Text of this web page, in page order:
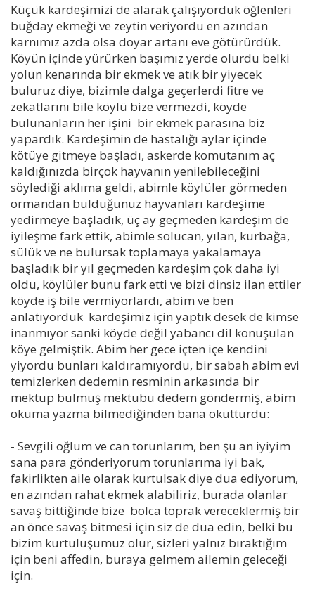
Küçük kardeşimizi de alarak çalışıyorduk öğlenleri
buğday ekmeği ve zeytin veriyordu en azından
karnımız azda olsa doyar artanı eve götürürdük.
Köyün içinde yürürken başımız yerde olurdu belki
yolun kenarında bir ekmek ve atık bir yiyecek
buluruz diye, bizimle dalga geçerlerdi fitre ve
zekatlarını bile köylü bize vermezdi, köyde
bulunanların her işini bir ekmek parasına biz
yapardık. Kardeşimin de hastalığı aylar içinde
kötüye gitmeye başladı, askerde komutanım aç
kaldığınızda birçok hayvanın yenilebileceğini
söylediği aklıma geldi, abimle köylüler görmeden
ormandan bulduğunuz hayvanları kardeşime
yedirmeye başladık, üç ay geçmeden kardeşim de
iyileşme fark ettik, abimle solucan, yılan, kurbağa,
sülük ve ne bulursak toplamaya yakalamaya
başladık bir yıl geçmeden kardeşim çok daha iyi
oldu, köylüler bunu fark etti ve bizi dinsiz ilan ettiler
köyde iş bile vermiyorlardı, abim ve ben
anlatıyorduk kardeşimiz için yaptık desek de kimse
inanmıyor sanki köyde değil yabancı dil konuşulan
köye gelmiştik. Abim her gece içten içe kendini
yiyordu bunları kaldıramıyordu, bir sabah abim evi
temizlerken dedemin resminin arkasında bir
mektup bulmuş mektubu dedem göndermiş, abim
okuma yazma bilmediğinden bana okutturdu:
- Sevgili oğlum ve can torunlarım, ben şu an iyiyim
sana para gönderiyorum torunlarıma iyi bak,
fakirlikten aile olarak kurtulsak diye dua ediyorum,
en azından rahat ekmek alabiliriz, burada olanlar
savaş bittiğinde bize bolca toprak vereceklermiş bir
an önce savaş bitmesi için siz de dua edin, belki bu
bizim kurtuluşumuz olur, sizleri yalnız bıraktığım
için beni affedin, buraya gelmem ailemin geleceği
için.